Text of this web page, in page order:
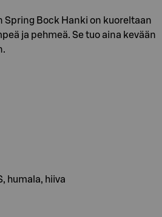
Spring Bock Hanki on kuoreltaan
ja pehmeä. Se tuo aina kevään
humala, hiiva